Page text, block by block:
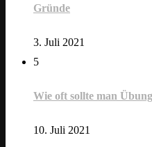
Gründe
3. Juli 2021
5
Wie oft sollte man
10. Juli 2021